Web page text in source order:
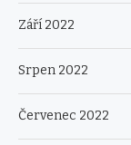
Září 2022
Srpen 2022
Červenec 2022